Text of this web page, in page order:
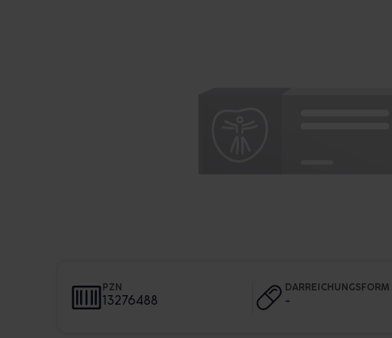
PZN
13276488
DARREICHUNGSFORM
-